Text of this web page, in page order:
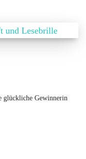
glückliche Gewinnerin